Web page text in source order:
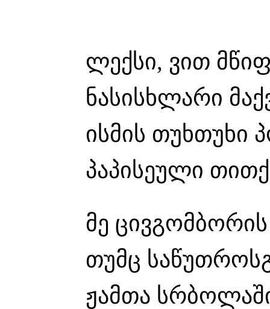
ლექსი, ვით
ნასისხლარი
ისმის თუხთუხი
პაპისეული
მე
თუმც
ჟამთა